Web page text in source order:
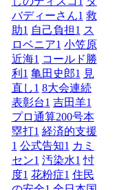
バディーさん1 救
助1 自己負担1 ス
ロベニア1 小笠原
近海1 コールド勝
利 1 亀田史郎1 見
直し1 8大会連続
表彰台1 吉田羊1
プロ通算200号本
塁打1 経済的支援
1 公式告知1 カミ
セン1 汚染水1 忖
度1 花粉症1 住民